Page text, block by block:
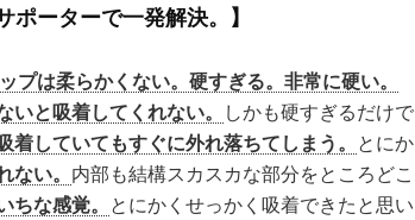
ポーターで一発解決。】
プは柔らかくない。硬すぎる。非常に硬い。
いと吸着してくれない。
しかも硬すぎるだけで
着していてもすぐに外れ落ちてしまう。
とにか
ない。 内部も結構スカスカな部分をところどこ
ちな感覚。
とにかくせっかく吸着できたと思い